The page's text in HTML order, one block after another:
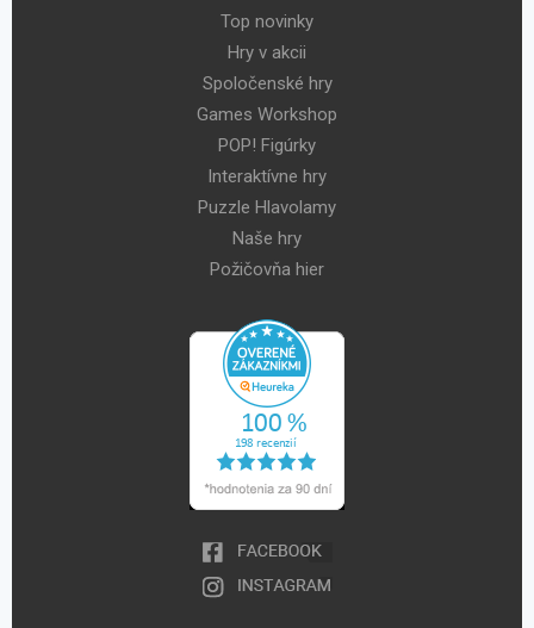
Top novinky
Hry v akcii
Spoločenské hry
Games Workshop
POP! Figúrky
Interaktívne hry
Puzzle Hlavolamy
Naše hry
Požičovňa hier